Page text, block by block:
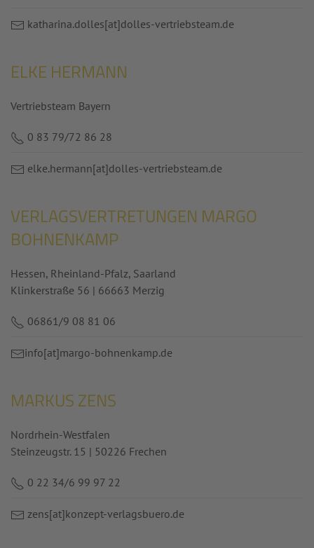
katharina.dolles[at]dolles-vertriebsteam.de
ELKE HERMANN
Vertriebsteam Bayern
0 83 79/72 86 28
elke.hermann[at]dolles-vertriebsteam.de
VERLAGSVERTRETUNGEN MARGO
BOHNENKAMP
Hessen, Rheinland-Pfalz, Saarland
Klinkerstraße 56 | 66663 Merzig
06861/9 08 81 06
info[at]margo-bohnenkamp.de
MARKUS ZENS
Nordrhein-Westfalen
Steinzeugstr. 15 | 50226 Frechen
0 22 34/6 99 97 22
zens[at]konzept-verlagsbuero.de